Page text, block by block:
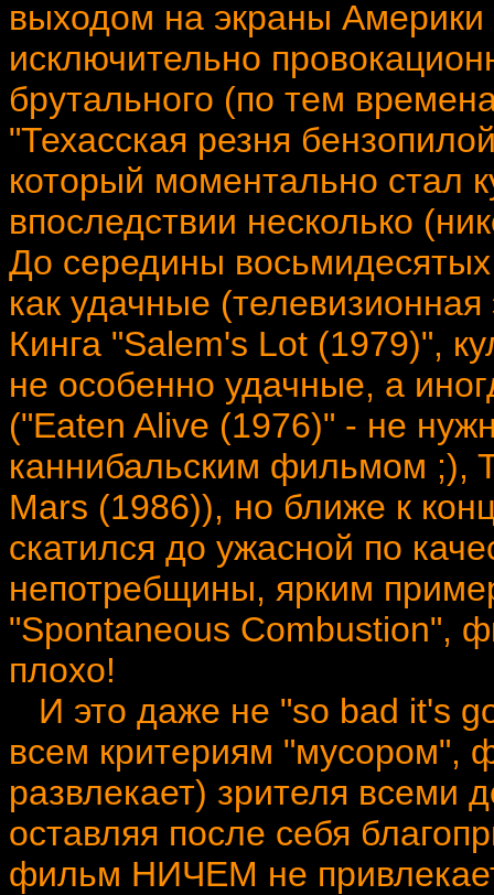
выходом на экраны Америки
исключительно
брутального (по тем
"Техасская резня
который моментально стал
впоследствии несколько
До середины
как удачные
Кинга "Salem's Lot (1979)",
не особенно удачные, а
("Eaten Alive (1976)" - не
каннибальским фильмом ;),
Mars (1986)), но ближе к
скатился до ужасной по
непотребщины, ярким
"Spontaneous Combustion",
плохо!
И это даже не "so bad it's
всем критериям "мусором",
развлекает) зрителя всеми
оставляя после себя
фильм НИЧЕМ не